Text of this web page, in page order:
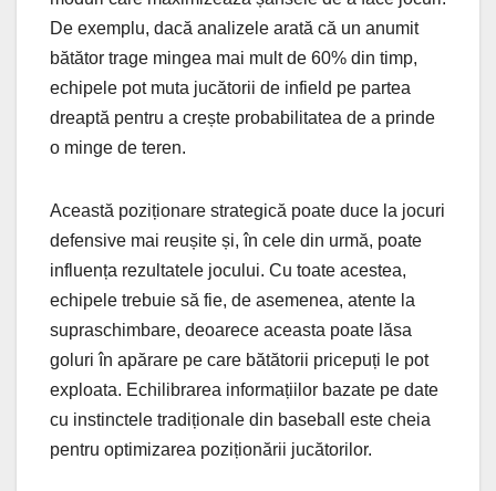
De exemplu, dacă analizele arată că un anumit
bătător trage mingea mai mult de 60% din timp,
echipele pot muta jucătorii de infield pe partea
dreaptă pentru a crește probabilitatea de a prinde
o minge de teren.
Această poziționare strategică poate duce la jocuri
defensive mai reușite și, în cele din urmă, poate
influența rezultatele jocului. Cu toate acestea,
echipele trebuie să fie, de asemenea, atente la
supraschimbare, deoarece aceasta poate lăsa
goluri în apărare pe care bătătorii pricepuți le pot
exploata. Echilibrarea informațiilor bazate pe date
cu instinctele tradiționale din baseball este cheia
pentru optimizarea poziționării jucătorilor.